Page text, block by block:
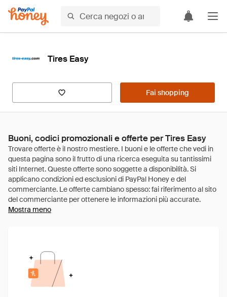
Tires Easy
Fai shopping
Buoni, codici promozionali e offerte per Tires Easy
Mostra meno